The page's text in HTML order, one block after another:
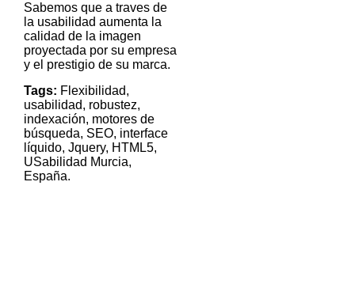
Sabemos que a traves de
la usabilidad aumenta la
calidad de la imagen
proyectada por su empresa
y el prestigio de su marca.
Tags: Flexibilidad,
usabilidad, robustez,
indexación, motores de
búsqueda, SEO, interface
líquido, Jquery, HTML5,
USabilidad Murcia,
España.